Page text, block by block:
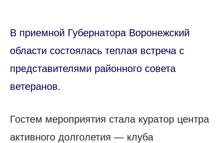
В приемной Губернатора Воронежский
области состоялась теплая встреча с
представителями районного совета
ветеранов.
Гостем мероприятия стала куратор центра
активного долголетия — клуба